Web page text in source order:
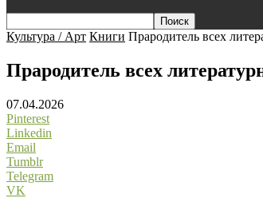
Культура / Арт Книги Прародитель всех
Прародитель всех
07.04.2026
Pinterest
Linkedin
Email
Tumblr
Telegram
VK